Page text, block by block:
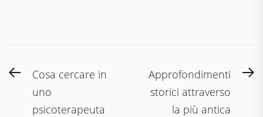
Navigazione
articoli
PreviousCosa cercare in
uno
psicoterapeuta
Approfondimenti
storici attraverso
la più antica